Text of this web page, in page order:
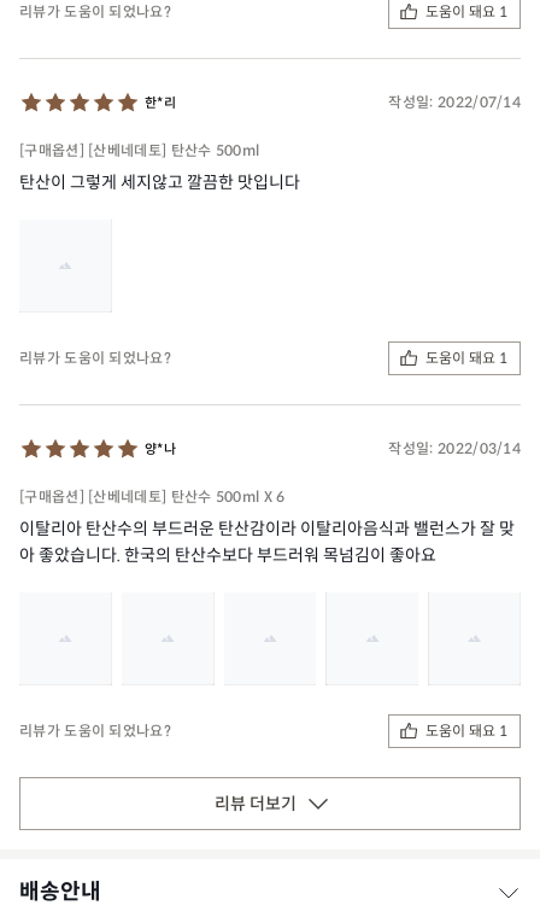
리뷰가 도움이 되었나요? 도움이 돼요 1
한*리 작성일: 2022/07/14
[구매옵션] [산베네데토] 탄산수 500ml
탄산이 그렇게 세지않고 깔끔한 맛입니다
리뷰가 도움이 되었나요? 도움이 돼요 1
양*나 작성일: 2022/03/14
[구매옵션] [산베네데토] 탄산수 500ml X 6
이탈리아 탄산수의 부드러운 탄산감이라 이탈리아음식과 밸런스가 잘 맞
아 좋았습니다. 한국의 탄산수보다 부드러워 목넘김이 좋아요
리뷰가 도움이 되었나요? 도움이 돼요 1
리뷰 더보기
배송안내